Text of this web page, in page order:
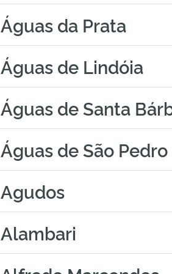
Águas da Prata
Águas de Lindóia
Águas de Santa
Águas de São Pedro
Agudos
Alambari